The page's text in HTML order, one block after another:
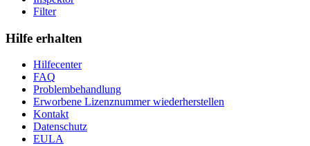
Filter
Hilfe erhalten
Hilfecenter
FAQ
Problembehandlung
Erworbene Lizenznummer wiederherstellen
Kontakt
Datenschutz
EULA